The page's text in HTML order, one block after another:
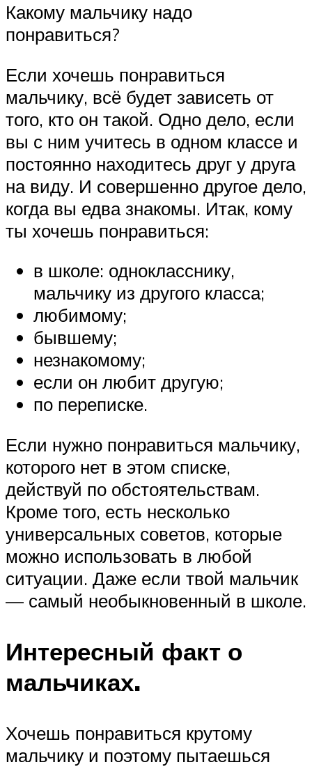
Какому мальчику надо
понравиться?
Если хочешь понравиться
мальчику, всё будет зависеть от
того, кто он такой. Одно дело, если
вы с ним учитесь в одном классе и
постоянно находитесь друг у друга
на виду. И совершенно другое дело,
когда вы едва знакомы. Итак, кому
ты хочешь понравиться:
в школе: однокласснику,
мальчику из другого класса;
любимому;
бывшему;
незнакомому;
если он любит другую;
по переписке.
Если нужно понравиться мальчику,
которого нет в этом списке,
действуй по обстоятельствам.
Кроме того, есть несколько
универсальных советов, которые
можно использовать в любой
ситуации. Даже если твой мальчик
— самый необыкновенный в школе.
Интересный факт о
мальчиках.
Хочешь понравиться крутому
мальчику и поэтому пытаешься